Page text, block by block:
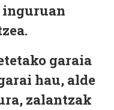
inguruan
garaia
hau, alde
zalantzak